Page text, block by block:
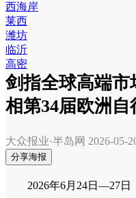
西海岸
莱西
潍坊
临沂
高密
剑指全球高端
相第34届欧洲自
大众报业·半岛网 2026-05-
分享海报
2026年6月24日—27日